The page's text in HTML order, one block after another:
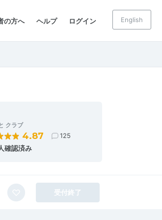
の方へ ヘルプ ログイン English
クラブ
4.87 125
確認済み
受付終了